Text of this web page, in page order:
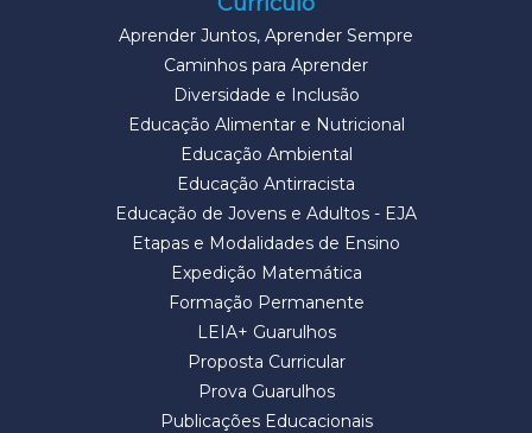
Aprender Juntos, Aprender Sempre
Caminhos para Aprender
Diversidade e Inclusão
Educação Alimentar e Nutricional
Educação Ambiental
Educação Antirracista
Educação de Jovens e Adultos - EJA
Etapas e Modalidades de Ensino
Expedição Matemática
Formação Permanente
LEIA+ Guarulhos
Proposta Curricular
Prova Guarulhos
Publicações Educacionais